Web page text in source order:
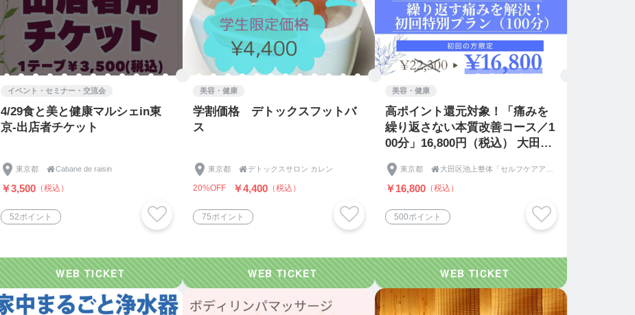
イベント・セミナー・交流会
4/29食と美と健康マルシェin東
京-出店者チケット
東京都 Cabane de raisin
￥3,500 （税込）
52ポイント
美容・健康
学割価格 デトックスフットバ
ス
東京都 デトックスサロン カレン
20%OFF ￥4,400 （税込）
75ポイント
美容・健康
高ポイント還元対象！「痛みを
繰り返さない本質改善コース／1
00分」16,800円（税込） 大田区
東京都 
￥16,800 （税込）
500ポイント